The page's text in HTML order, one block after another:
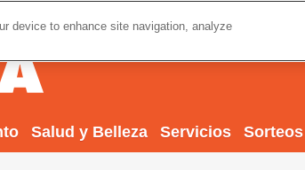
Salud y Belleza Servicios Sorteos
device to enhance site navigation, analyze